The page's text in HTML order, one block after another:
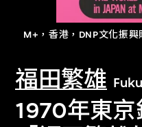
M+，香港，DNP文化振
福田繁雄
1970年東